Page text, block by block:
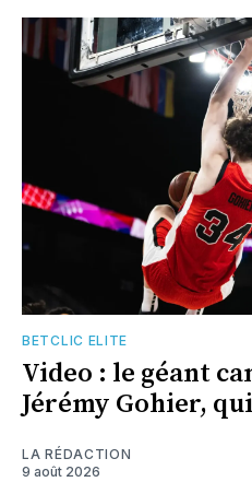
BETCLIC ELITE
Video : le géant
Jérémy Gohier,
LA RÉDACTION
9 août 2026